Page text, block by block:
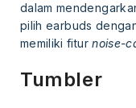
dalam
pilih earbuds
memiliki fiturnoise-
Tumbler